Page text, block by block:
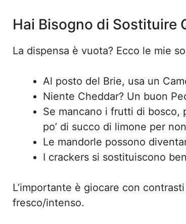
Hai Bisogno di Sostituire
La dispensa è vuota? Ecco le mie
Al posto del Brie, usa un
Niente Cheddar? Un buon
Se mancano i frutti di bosco,
po’ di succo di limone per
Le mandorle possono
I crackers si sostituiscono
L’importante è giocare con
fresco/intenso.